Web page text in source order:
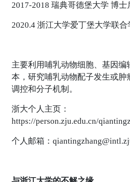
2017-2018 瑞典哥德堡大学 博士
2020.4 浙江大学爱丁堡大学联
主要利用哺乳动物细胞、基因
本，研究哺乳动物配子发生或肿
调控和分子机制。
浙大个人主页：
https://person.zju.edu.cn/
个人邮箱：